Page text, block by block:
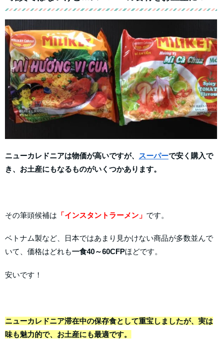
ニューカレドニアは物価が高いですが、 スーパーで安く購入で
き、お土産にもなるものがいくつかあります。
その筆頭候補は 「インスタントラーメン」 です。
ベトナム製など、日本ではあまり見かけない商品が多数並んで
いて、価格はどれも一食40～60CFPほどです。
安いです！
ニューカレドニア滞在中の保存食として重宝しましたが、実は
味も魅力的で、お土産にも最適です。